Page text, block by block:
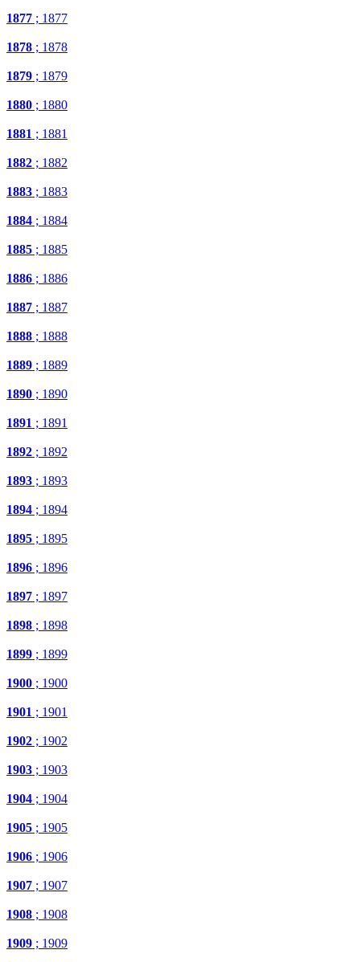
1877 ; 1877
1878 ; 1878
1879 ; 1879
1880 ; 1880
1881 ; 1881
1882 ; 1882
1883 ; 1883
1884 ; 1884
1885 ; 1885
1886 ; 1886
1887 ; 1887
1888 ; 1888
1889 ; 1889
1890 ; 1890
1891 ; 1891
1892 ; 1892
1893 ; 1893
1894 ; 1894
1895 ; 1895
1896 ; 1896
1897 ; 1897
1898 ; 1898
1899 ; 1899
1900 ; 1900
1901 ; 1901
1902 ; 1902
1903 ; 1903
1904 ; 1904
1905 ; 1905
1906 ; 1906
1907 ; 1907
1908 ; 1908
1909 ; 1909